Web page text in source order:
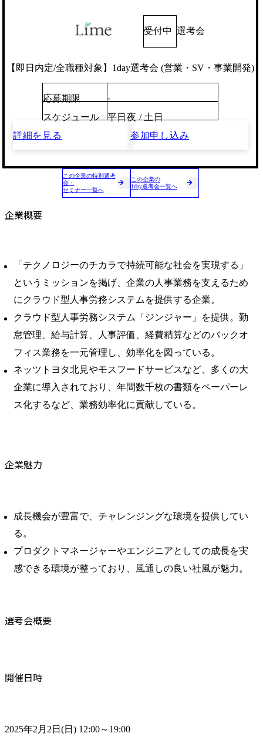
受付中 選考会
【即日内定/全職種対象】1day選考会 (営業・SV・事業開発)
応募期限
-
スケジュール
平日夜 / 土日
詳細を見る
参加申し込み
この企業の特別選考
会・
セミナー一覧へ
この企業の
1day選考会一覧へ
企業概要
「テクノロジーのチカラで持続可能な社会を実現する」
というミッションを掲げ、企業の人事業務を支えるため
にクラウド型人事労務システムを提供する企業。
クラウド型人事労務システム「ジンジャー」を提供。勤
怠管理、給与計算、人事評価、経費精算などのバックオ
フィス業務を一元管理し、効率化を図っている。
ネッツトヨタ北見やモスフードサービスなど、多くの大
企業に導入されており、年間数千枚の書類をペーパーレ
ス化するなど、業務効率化に貢献している。
企業魅力
成長機会が豊富で、チャレンジングな環境を提供してい
る。
プロダクトマネージャーやエンジニアとしての成長を実
感できる環境が整っており、風通しの良い社風が魅力。
選考会概要
開催日時
2025年2月2日(日) 12:00～19:00